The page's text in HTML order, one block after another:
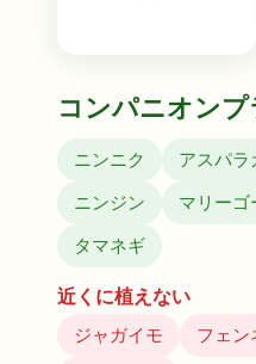
コンパニオン
ニンニク アスパラ
ニンジン
マリーゴ
タマネギ
近くに植えない
ジャガイモ
フェン